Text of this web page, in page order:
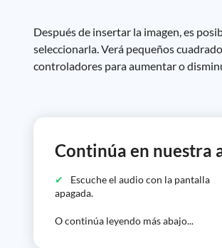
Después de insertar la imagen, es
seleccionarla. Verá pequeños
controladores para aumentar o
Continúa en nuestra
Escuche el audio con la pantalla
apagada.
O continúa leyendo más abajo...